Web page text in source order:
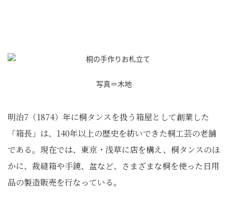
写真＝木地
明治7（1874）年に桐タンスを扱う箱屋として創業した
「箱長」は、140年以上の歴史を紡いできた桐工芸の老舗
である。現在では、東京・浅草に店を構え、桐タンスのほ
かに、裁縫箱や手鏡、盆など、さまざまな桐を使った日用
品の製造販売を行なっている。